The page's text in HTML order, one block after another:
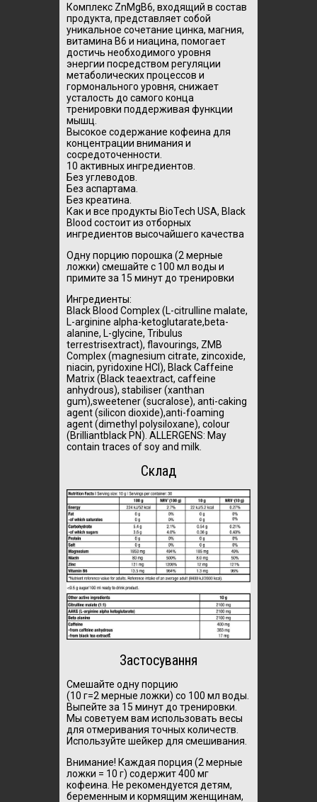
Комплекс ZnMgB6, входящий в состав
продукта, представляет собой
уникальное сочетание цинка, магния,
витамина B6 и ниацина, помогает
достичь необходимого уровня
энергии посредством регуляции
метаболических процессов и
гормонального уровня, снижает
усталость до самого конца
тренировки поддерживая функции
мышц.
Высокое содержание кофеина для
концентрации внимания и
сосредоточенности.
10 активных ингредиентов.
Без углеводов.
Без аспартама.
Без креатина.
Как и все продукты BioTech USA, Black
Blood состоит из отборных
ингредиентов высочайшего качества
Одну порцию порошка (2 мерные
ложки) смешайте с 100 мл воды и
примите за 15 минут до тренировки
Ингредиенты:
Black Blood Complex (L-citrulline malate,
L-arginine alpha-ketoglutarate,beta-
alanine, L-glycine, Tribulus
terrestrisextract), flavourings, ZMB
Complex (magnesium citrate, zincoxide,
niacin, pyridoxine HCl), Black Caffeine
Matrix (Black teaextract, caffeine
anhydrous), stabiliser (xanthan
gum),sweetener (sucralose), anti-caking
agent (silicon dioxide),anti-foaming
agent (dimethyl polysiloxane), colour
(Brilliantblack PN). ALLERGENS: May
contain traces of soy and milk.
Склад
Застосування
Смешайте одну порцию
(10 г=2 мерные ложки) со 100 мл воды.
Выпейте за 15 минут до тренировки.
Мы советуем вам использовать весы
для отмеривания точных количеств.
Используйте шейкер для смешивания.
Внимание! Каждая порция (2 мерные
ложки = 10 г) содержит 400 мг
кофеина. Не рекомендуется детям,
беременным и кормящим женщинам,